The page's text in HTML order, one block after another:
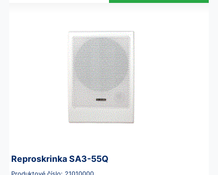
Reproskrinka SA3-55Q